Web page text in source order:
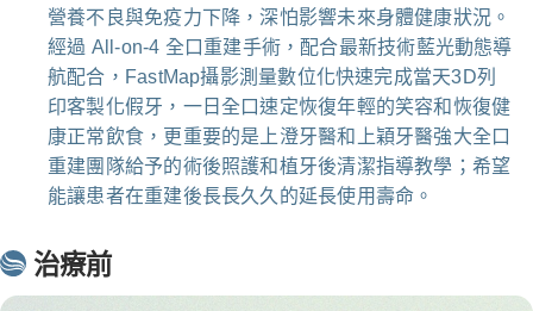
營養不良與免疫力下降，深怕影響未來身體健康狀況。
經過 All-on-4 全口重建手術，配合最新技術藍光動態導
航配合，FastMap攝影測量數位化快速完成當天3D列
印客製化假牙，一日全口速定恢復年輕的笑容和恢復健
康正常飲食，更重要的是上澄牙醫和上穎牙醫強大全口
重建團隊給予的術後照護和植牙後清潔指導教學；希望
能讓患者在重建後長長久久的延長使用壽命。
治療前